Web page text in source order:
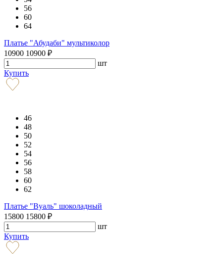
56
60
64
Платье "Абудаби" мультиколор
10900 10900 ₽
шт
Купить
46
48
50
52
54
56
58
60
62
Платье "Вуаль" шоколадный
15800 15800 ₽
шт
Купить